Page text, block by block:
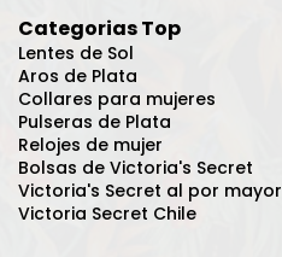
Categorias Top
Lentes de Sol
Aros de Plata
Collares para mujeres
Pulseras de Plata
Relojes de mujer
Bolsas de Victoria's Secret
Victoria's Secret al por mayor
Victoria Secret Chile